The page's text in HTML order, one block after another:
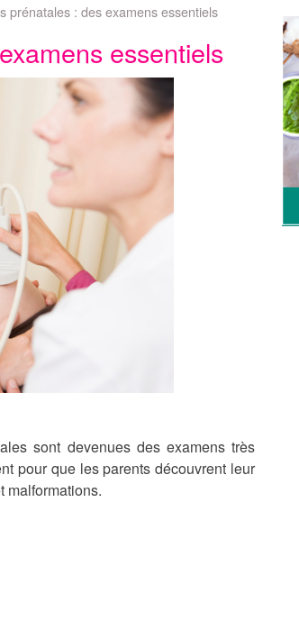
prénatales : des examens essentiels
essentiels
sont devenues des examens très
pour que les parents découvrent leur
malformations.